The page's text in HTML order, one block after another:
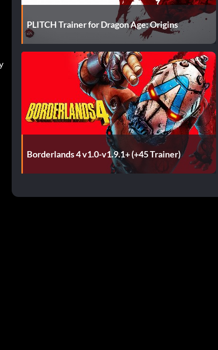
PLITCH Trainer for Dragon Age: Origins
Borderlands 4 v1.0-v1.9.1+ (+45 Trainer)